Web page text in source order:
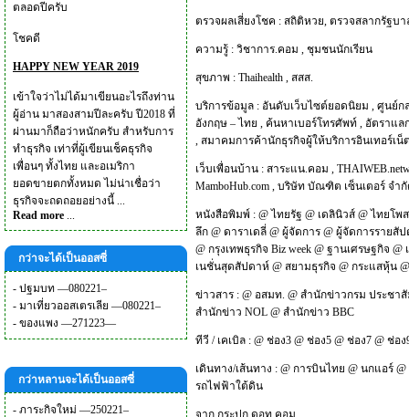
ตลอดปีครับ
โชคดี
HAPPY NEW YEAR 2019
เข้าใจว่าไม่ได้มาเขียนอะไรถึงท่าน
ผู้อ่าน มาสองสามปีละครับ ปี2018 ที่
ผ่านมาก็ถือว่าหนักครับ สำหรับการ
ทำธุรกิจ เท่าที่ผู้เขียนเช็คธุรกิจ
เพื่อนๆ ทั้งไทย และอเมริกา
ยอดขายตกทั้งหมด ไม่น่าเชื่อว่า
ธุรกิจจะถดถอยอย่างนี้ ...
Read more ...
กว่าจะได้เป็นออสซี่
- ปฐมบท —080221–
- มาเที่ยวออสเตรเลีย —080221–
- ของแพง —271223—
กว่าหลานจะได้เป็นออสซี่
- ภาระกิจใหม่ —250221–
ตรวจผลเสี่ยงโชค : สถิติหวย, ตรวจสลากรัฐบา
ความรู้ : วิชาการ.คอม , ชุมชนนักเรียน
สุขภาพ : Thaihealth , สสส.
บริการข้อมูล : อันดับเว็บไซต์ยอดนิยม , ศูนย์ก
อังกฤษ – ไทย , ค้นหาเบอร์โทรศัพท์ , อัตราแล
, สมาคมการค้านักธุรกิจผู้ให้บริการอินเทอร์เน็
เว็บเพื่อนบ้าน : สาระแน.คอม ,
MamboHub.com , บริษัท บัณฑิต เซ็นเตอร์ จำ
หนังสือพิมพ์ : @ ไทยรัฐ @ เดลินิวส์ @ ไทยโพ
ลึก @ ดาราเดลี่ @ ผู้จัดการ @ ผู้จัดการรายสั
@ กรุงเทพธุรกิจ Biz week @ ฐานเศรษฐกิจ @
เนชั่นสุดสัปดาห์ @ สยามธุรกิจ @ กระแสหุ้น
ข่าวสาร : @ อสมท. @ สำนักข่าวกรม ประชา
สำนักข่าว NOL @ สำนักข่าว BBC
ทีวี / เคเบิล : @ ช่อง3 @ ช่อง5 @ ช่อง7 @ ช่อง
เดินทาง/เส้นทาง : @ การบินไทย @ นกแอร์ @
รถไฟฟ้าใต้ดิน
จาก กระปุก ดอท คอม